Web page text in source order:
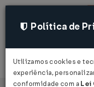
Política de
Utilizamos cookies e
experiência,
conformidade com a Lei